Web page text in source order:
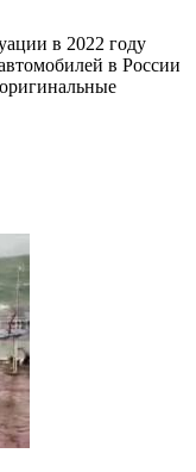
в 2022 году
в России